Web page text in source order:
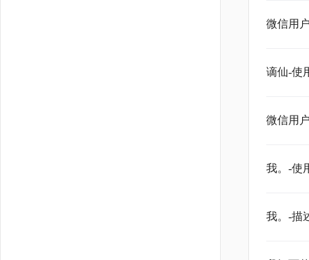
微信用
谪仙-使
微信用
我。-使
我。-描